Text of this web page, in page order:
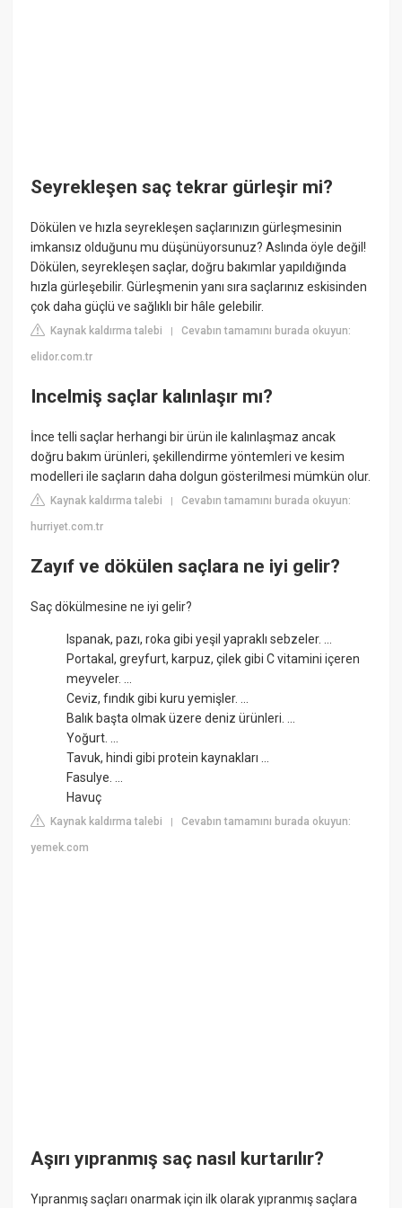
Seyrekleşen saç tekrar gürleşir mi?
Dökülen ve hızla seyrekleşen saçlarınızın gürleşmesinin
imkansız olduğunu mu düşünüyorsunuz? Aslında öyle değil!
Dökülen, seyrekleşen saçlar, doğru bakımlar yapıldığında
hızla gürleşebilir. Gürleşmenin yanı sıra saçlarınız eskisinden
çok daha güçlü ve sağlıklı bir hâle gelebilir.
Kaynak kaldırma talebi |Cevabın tamamını burada okuyun:
elidor.com.tr
Incelmiş saçlar kalınlaşır mı?
İnce telli saçlar herhangi bir ürün ile kalınlaşmaz ancak
doğru bakım ürünleri, şekillendirme yöntemleri ve kesim
modelleri ile saçların daha dolgun gösterilmesi mümkün olur.
Kaynak kaldırma talebi |Cevabın tamamını burada okuyun:
hurriyet.com.tr
Zayıf ve dökülen saçlara ne iyi gelir?
Saç dökülmesine ne iyi gelir?
Ispanak, pazı, roka gibi yeşil yapraklı sebzeler. ...
Portakal, greyfurt, karpuz, çilek gibi C vitamini içeren
meyveler. ...
Ceviz, fındık gibi kuru yemişler. ...
Balık başta olmak üzere deniz ürünleri. ...
Yoğurt. ...
Tavuk, hindi gibi protein kaynakları ...
Fasulye. ...
Havuç
Kaynak kaldırma talebi |Cevabın tamamını burada okuyun:
yemek.com
Aşırı yıpranmış saç nasıl kurtarılır?
Yıpranmış saçları onarmak için ilk olarak yıpranmış saçlara